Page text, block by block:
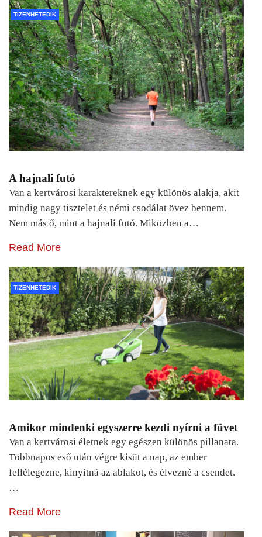
TIZENHETEDIK
A hajnali futó
Van a kertvárosi karaktereknek egy különös alakja, akit
mindig nagy tisztelet és némi csodálat övez bennem.
Nem más ő, mint a hajnali futó. Miközben a…
Read More
TIZENHETEDIK
Amikor mindenki egyszerre kezdi nyírni a füvet
Van a kertvárosi életnek egy egészen különös pillanata.
Többnapos eső után végre kisüt a nap, az ember
fellélegezne, kinyitná az ablakot, és élvezné a csendet.
…
Read More